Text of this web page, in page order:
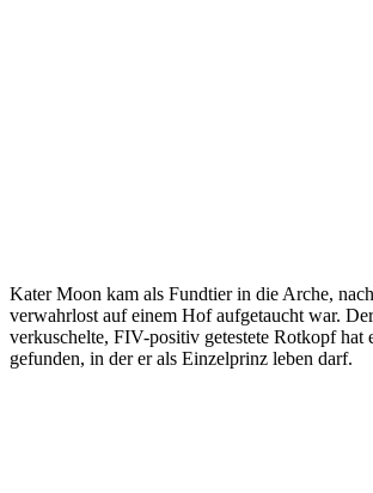
Kater Moon kam als Fundtier in die Arche,
verwahrlost auf einem Hof aufgetaucht war.
verkuschelte, FIV-positiv getestete Rotkopf hat
gefunden, in der er als Einzelprinz leben darf.